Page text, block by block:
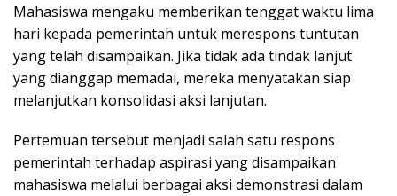
Mahasiswa mengaku memberikan tenggat waktu lima
hari kepada pemerintah untuk merespons tuntutan
yang telah disampaikan. Jika tidak ada tindak lanjut
yang dianggap memadai, mereka menyatakan siap
melanjutkan konsolidasi aksi lanjutan.
Pertemuan tersebut menjadi salah satu respons
pemerintah terhadap aspirasi yang disampaikan
mahasiswa melalui berbagai aksi demonstrasi dalam